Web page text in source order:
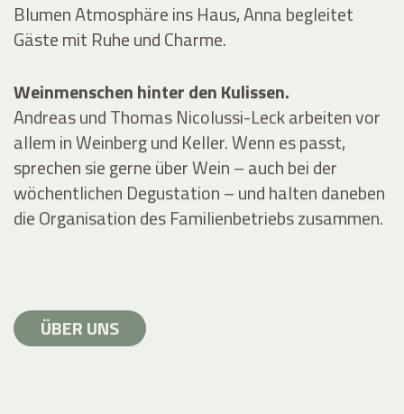
Blumen Atmosphäre ins Haus, Anna begleitet
Gäste mit Ruhe und Charme.
Weinmenschen hinter den Kulissen.
Andreas und Thomas Nicolussi-Leck arbeiten vor
allem in Weinberg und Keller. Wenn es passt,
sprechen sie gerne über Wein – auch bei der
wöchentlichen Degustation – und halten daneben
die Organisation des Familienbetriebs zusammen.
ÜBER UNS